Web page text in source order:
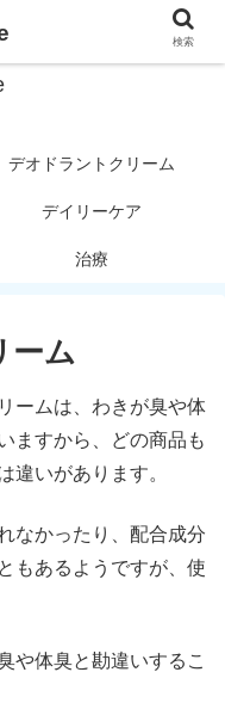
デオドラントクリーム
デイリーケア
治療
ーム
ームは、わきが臭や体
ますから、どの商品も
違いがあります。
なかったり、配合成分
もあるようですが、使
や体臭と勘違いするこ
検索